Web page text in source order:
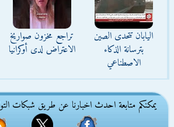
اليابان تتحدى الصين
بترسانة الذكاء
الاصطناعي
تراجع مخزون صواريخ
الاعتراض لدى أوكرانيا
يمكنكم متابعة احدث اخبارنا عن طريق شبكات